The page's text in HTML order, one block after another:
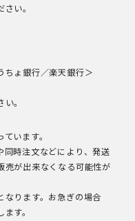
い。
ちょ銀行／楽天銀行＞
。
います。
同時注文などにより、発送
売が出来なくなる可能性が
なります。お急ぎの場合
す。